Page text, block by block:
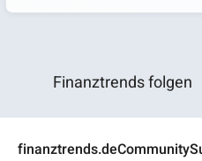
Finanztrends folgen
finanztrends.deCommunity